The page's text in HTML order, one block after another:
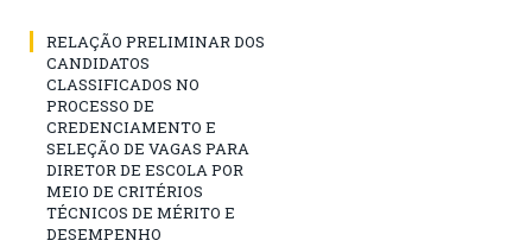
RELAÇÃO PRELIMINAR DOS
CANDIDATOS
CLASSIFICADOS NO
PROCESSO DE
CREDENCIAMENTO E
SELEÇÃO DE VAGAS PARA
DIRETOR DE ESCOLA POR
MEIO DE CRITÉRIOS
TÉCNICOS DE MÉRITO E
DESEMPENHO